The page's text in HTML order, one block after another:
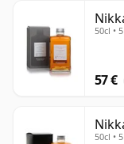
50cl •
57 €
50cl •